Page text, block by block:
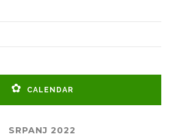
CALENDAR
SRPANJ 2022